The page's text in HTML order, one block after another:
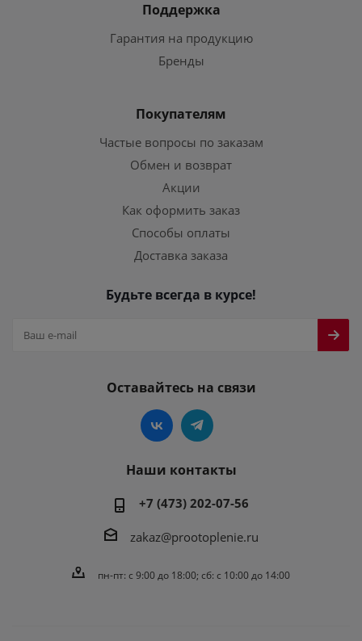
Поддержка
Гарантия на продукцию
Бренды
Покупателям
Частые вопросы по заказам
Обмен и возврат
Акции
Как оформить заказ
Способы оплаты
Доставка заказа
Будьте всегда в курсе!
Оставайтесь на связи
Наши контакты
+7 (473) 202-07-56
zakaz@prootoplenie.ru
пн-пт: c 9:00 до 18:00; сб: с 10:00 до 14:00